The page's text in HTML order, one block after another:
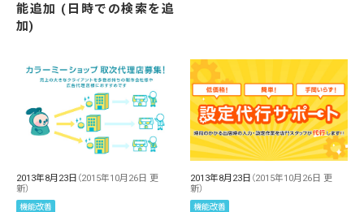
能追加 (日時での検索を追
加)
2013年8月23日 （2015年10月26日 更
新）
機能改善
2013年8月23日 （2015年10月26日 更
新）
機能改善